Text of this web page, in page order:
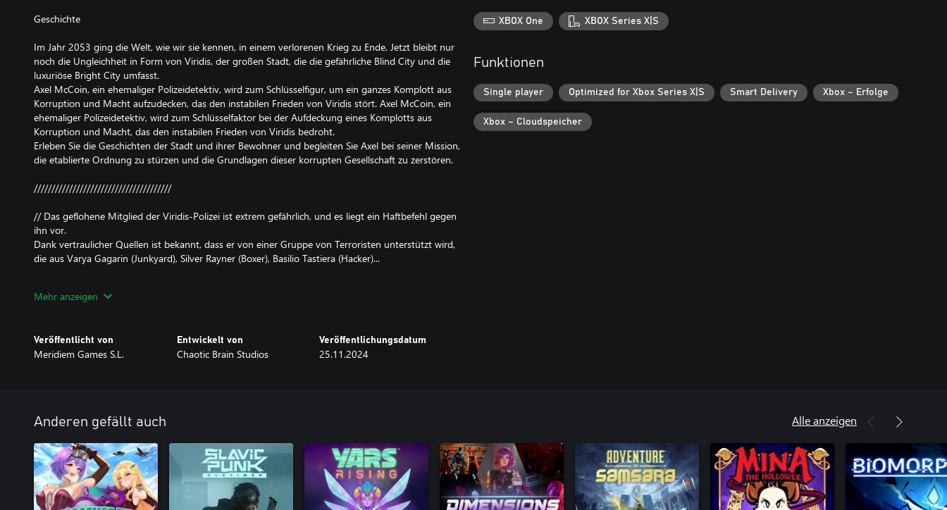
Geschichte
Im Jahr 2053 ging die Welt, wie wir sie kennen, in einem verlorenen Krieg zu Ende. Jetzt bleibt nur
noch die Ungleichheit in Form von Viridis, der großen Stadt, die die gefährliche Blind City und die
luxuriöse Bright City umfasst.
Axel McCoin, ein ehemaliger Polizeidetektiv, wird zum Schlüsselfigur, um ein ganzes Komplott aus
Korruption und Macht aufzudecken, das den instabilen Frieden von Viridis stört. Axel McCoin, ein
ehemaliger Polizeidetektiv, wird zum Schlüsselfaktor bei der Aufdeckung eines Komplotts aus
Korruption und Macht, das den instabilen Frieden von Viridis bedroht.
Erleben Sie die Geschichten der Stadt und ihrer Bewohner und begleiten Sie Axel bei seiner Mission,
die etablierte Ordnung zu stürzen und die Grundlagen dieser korrupten Gesellschaft zu zerstören.
///////////////////////////////////////
// Das geflohene Mitglied der Viridis-Polizei ist extrem gefährlich, und es liegt ein Haftbefehl gegen
ihn vor.
Dank vertraulicher Quellen ist bekannt, dass er von einer Gruppe von Terroristen unterstützt wird,
die aus Varya Gagarin (Junkyard), Silver Rayner (Boxer), Basilio Tastiera (Hacker)...
///███████▒▒▒ 70%///
///█████████▒ 90%///
/////Der große Basilio, der in der Lage ist, die VPD und die vierte Wand wie nichts zu hacken.
////Hört zu, glaubt nichts davon, Axel ist ein Befreier, der für unsere Rechte kämpft und versucht,
soziale (und reale) Barrieren niederzureißen und ECHTE Gleichheit zwischen der gefährlichen Blind
City und der stinkreichen Bright City zu erreichen.
//In seinem Kampf werden wir ihn begleiten, um sein Ziel zu erreichen und den geheimnisvollen,
aber mächtigen (nicht für mich) Smaragd-Rubin zu besiegen. Das reiche Mädchen, das entschlossen
Mehr anzeigen
Veröffentlicht von
Meridiem Games S.L.
Entwickelt von
Chaotic Brain Studios
Veröffentlichungsdatum
25.11.2024
XBOX One XBOX Series X|S
Funktionen
Single player Optimized for Xbox Series X|S Smart Delivery Xbox – Erfolge
Xbox – Cloudspeicher
Anderen gefällt auch Alle anzeigen